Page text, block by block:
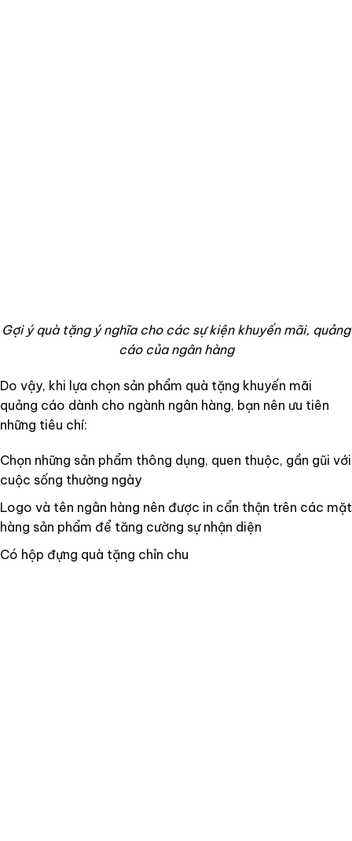
Gợi ý quà tặng ý nghĩa cho các sự kiện khuyến mãi, quảng
cáo của ngân hàng
Do vậy, khi lựa chọn sản phẩm quà tặng khuyến mãi
quảng cáo dành cho ngành ngân hàng, bạn nên ưu tiên
những tiêu chí:
Chọn những sản phẩm thông dụng, quen thuộc, gần gũi với
cuộc sống thường ngày
Logo và tên ngân hàng nên được in cẩn thận trên các mặt
hàng sản phẩm để tăng cường sự nhận diện
Có hộp đựng quà tặng chỉn chu